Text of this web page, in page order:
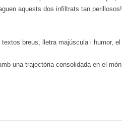
aquests dos infiltrats tan perillosos!
breus, lletra majúscula i humor, el
una trajectòria consolidada en el món